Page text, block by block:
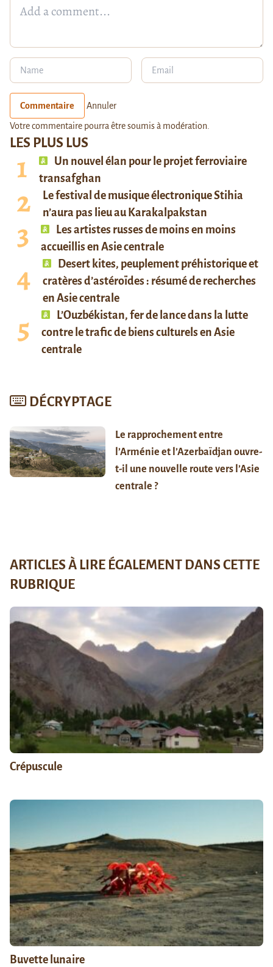
LES PLUS LUS
Un nouvel élan pour le projet ferroviaire
transafghan
Le festival de musique électronique Stihia
n’aura pas lieu au Karakalpakstan
Les artistes russes de moins en moins
accueillis en Asie centrale
Desert kites, peuplement préhistorique et
cratères d’astéroïdes : résumé de recherches
en Asie centrale
L’Ouzbékistan, fer de lance dans la lutte
contre le trafic de biens culturels en Asie
centrale
DÉCRYPTAGE
Le rapprochement entre
l’Arménie et l’Azerbaïdjan ouvre-
t-il une nouvelle route vers l’Asie
centrale ?
Commentaire Annuler
Votre commentaire pourra être soumis à modération.
ARTICLES À LIRE ÉGALEMENT DANS CETTE
RUBRIQUE
Crépuscule
Buvette lunaire